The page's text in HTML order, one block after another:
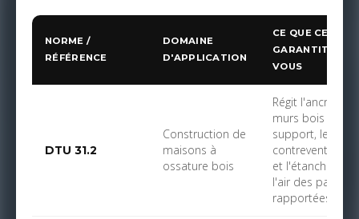
NORME /
RÉFÉRENCE
DOMAINE
D'APPLICATION
CE QUE CELA
GARANTIT
VOUS
DTU 31.2
Construction de
maisons à
ossature bois
Régit l'ancrage
murs bois sur le
support, les
et l'étanchéité à
l'air des parois
rapportées.